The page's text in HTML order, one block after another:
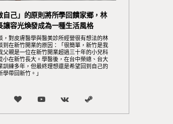
自己」的原則將所學回饋家鄉，林
讓容光煥發成為一種生活風格
，對皮膚醫學與醫美診所經營很有想法的林
到在新竹開業的原因：「很簡單，新竹是我
父親是一位在新竹開業超過三十年的小兒科
小在新竹長大。學醫後，在台中榮總、台大
訓練多年，但最終理想還是希望回到自己的
學帶回新竹。」
B
l
Y
o
V
K
S
t